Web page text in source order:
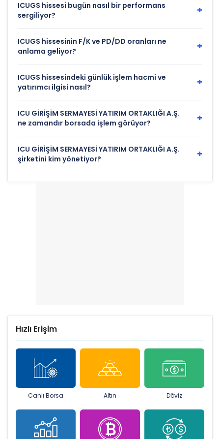
ICUGS hissesi bugün nasıl bir performans
sergiliyor?
+
ICUGS hissesinin F/K ve PD/DD oranları ne
anlama geliyor?
+
ICUGS hissesindeki günlük işlem hacmi ve
yatırımcı ilgisi nasıl?
+
ICU GİRİŞİM SERMAYESİ YATIRIM ORTAKLIĞI A.Ş.
ne zamandır borsada işlem görüyor?
+
ICU GİRİŞİM SERMAYESİ YATIRIM ORTAKLIĞI A.Ş.
şirketini kim yönetiyor?
+
Hızlı Erişim
Canlı Borsa Altın Döviz